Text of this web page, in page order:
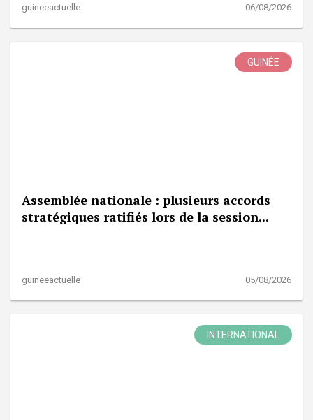
guineeactuelle 06/08/2026
GUINÉE
Assemblée nationale : plusieurs accords
stratégiques ratifiés lors de la session...
guineeactuelle 05/08/2026
INTERNATIONAL